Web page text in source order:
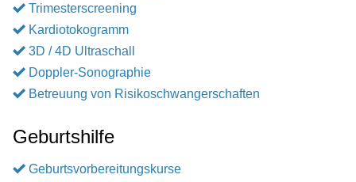
Trimesterscreening
Kardiotokogramm
3D / 4D Ultraschall
Doppler-Sonographie
Betreuung von Risikoschwangerschaften
Geburtshilfe
Geburtsvorbereitungskurse